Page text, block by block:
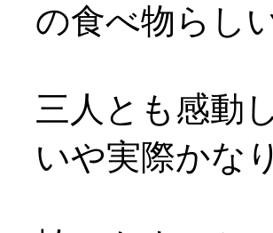
の食べ物らし
三人とも感動
いや実際かな